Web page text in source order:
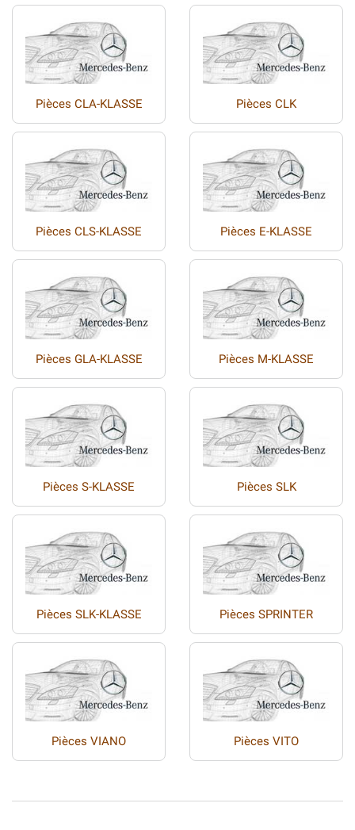
Pièces CLA-KLASSE Pièces CLK
Pièces CLS-KLASSE Pièces E-KLASSE
Pièces GLA-KLASSE Pièces M-KLASSE
Pièces S-KLASSE Pièces SLK
Pièces SLK-KLASSE Pièces SPRINTER
Pièces VIANO Pièces VITO